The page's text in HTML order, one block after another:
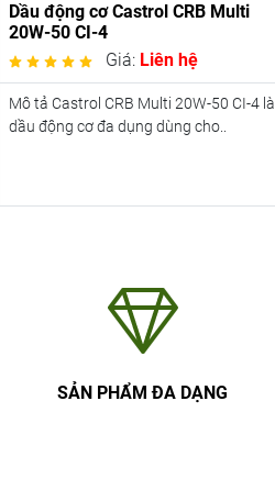
Dầu động cơ Castrol CRB Multi
20W-50 CI-4
Giá: Liên hệ
Mô tả Castrol CRB Multi 20W-50 CI-4 là
dầu động cơ đa dụng dùng cho..
SẢN PHẨM ĐA DẠNG